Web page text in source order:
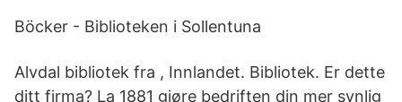
Böcker - Biblioteken i Sollentuna
Alvdal bibliotek fra , Innlandet. Bibliotek. Er dette
ditt firma? La 1881 gjøre bedriften din mer synlig